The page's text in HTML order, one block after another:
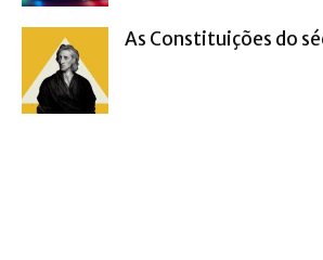
As Constituições do